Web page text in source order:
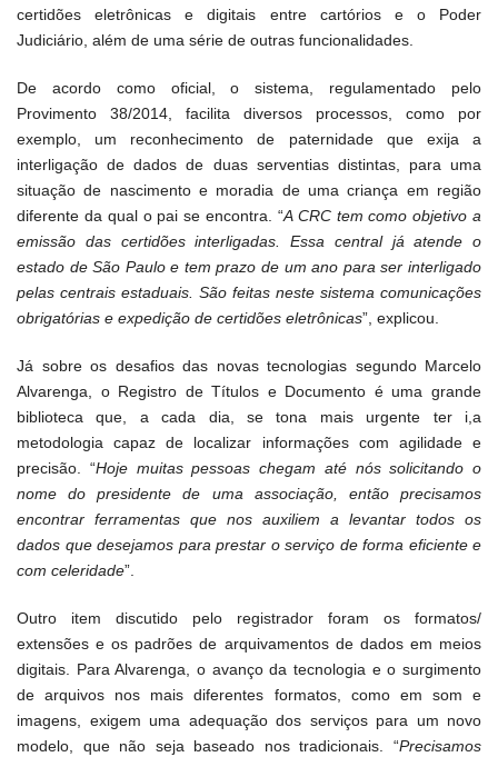
certidões eletrônicas e digitais entre cartórios e o Poder
Judiciário, além de uma série de outras funcionalidades.
De acordo como oficial, o sistema, regulamentado pelo
Provimento 38/2014, facilita diversos processos, como por
exemplo, um reconhecimento de paternidade que exija a
interligação de dados de duas serventias distintas, para uma
situação de nascimento e moradia de uma criança em região
diferente da qual o pai se encontra. “A CRC tem como objetivo a
emissão das certidões interligadas. Essa central já atende o
estado de São Paulo e tem prazo de um ano para ser interligado
pelas centrais estaduais. São feitas neste sistema comunicações
obrigatórias e expedição de certidões eletrônicas”, explicou.
Já sobre os desafios das novas tecnologias segundo Marcelo
Alvarenga, o Registro de Títulos e Documento é uma grande
biblioteca que, a cada dia, se tona mais urgente ter i,a
metodologia capaz de localizar informações com agilidade e
precisão. “Hoje muitas pessoas chegam até nós solicitando o
nome do presidente de uma associação, então precisamos
encontrar ferramentas que nos auxiliem a levantar todos os
dados que desejamos para prestar o serviço de forma eficiente e
com celeridade”.
Outro item discutido pelo registrador foram os formatos/
extensões e os padrões de arquivamentos de dados em meios
digitais. Para Alvarenga, o avanço da tecnologia e o surgimento
de arquivos nos mais diferentes formatos, como em som e
imagens, exigem uma adequação dos serviços para um novo
modelo, que não seja baseado nos tradicionais. “Precisamos